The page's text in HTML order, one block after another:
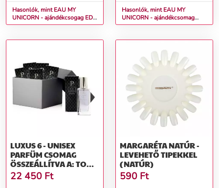
Hasonlók, mint EAU MY
UNICORN - ajándékcsogag EDT
50 ml + festő készlet
Hasonlók, mint EAU MY
UNICORN - ajándékcsomag
Testpermet 200 ml + tusfürdő és
LUXUS 6 - UNISEX
PARFÜM CSOMAG
ÖSSZEÁLLÍTVA A: TOM
FORD TUBÉREUSE NUE,
LATTAFA BADEE AL
22 450 Ft
MARGARÉTA NATÚR -
LEVEHETŐ TIPEKKEL
(NATÚR)
590 Ft